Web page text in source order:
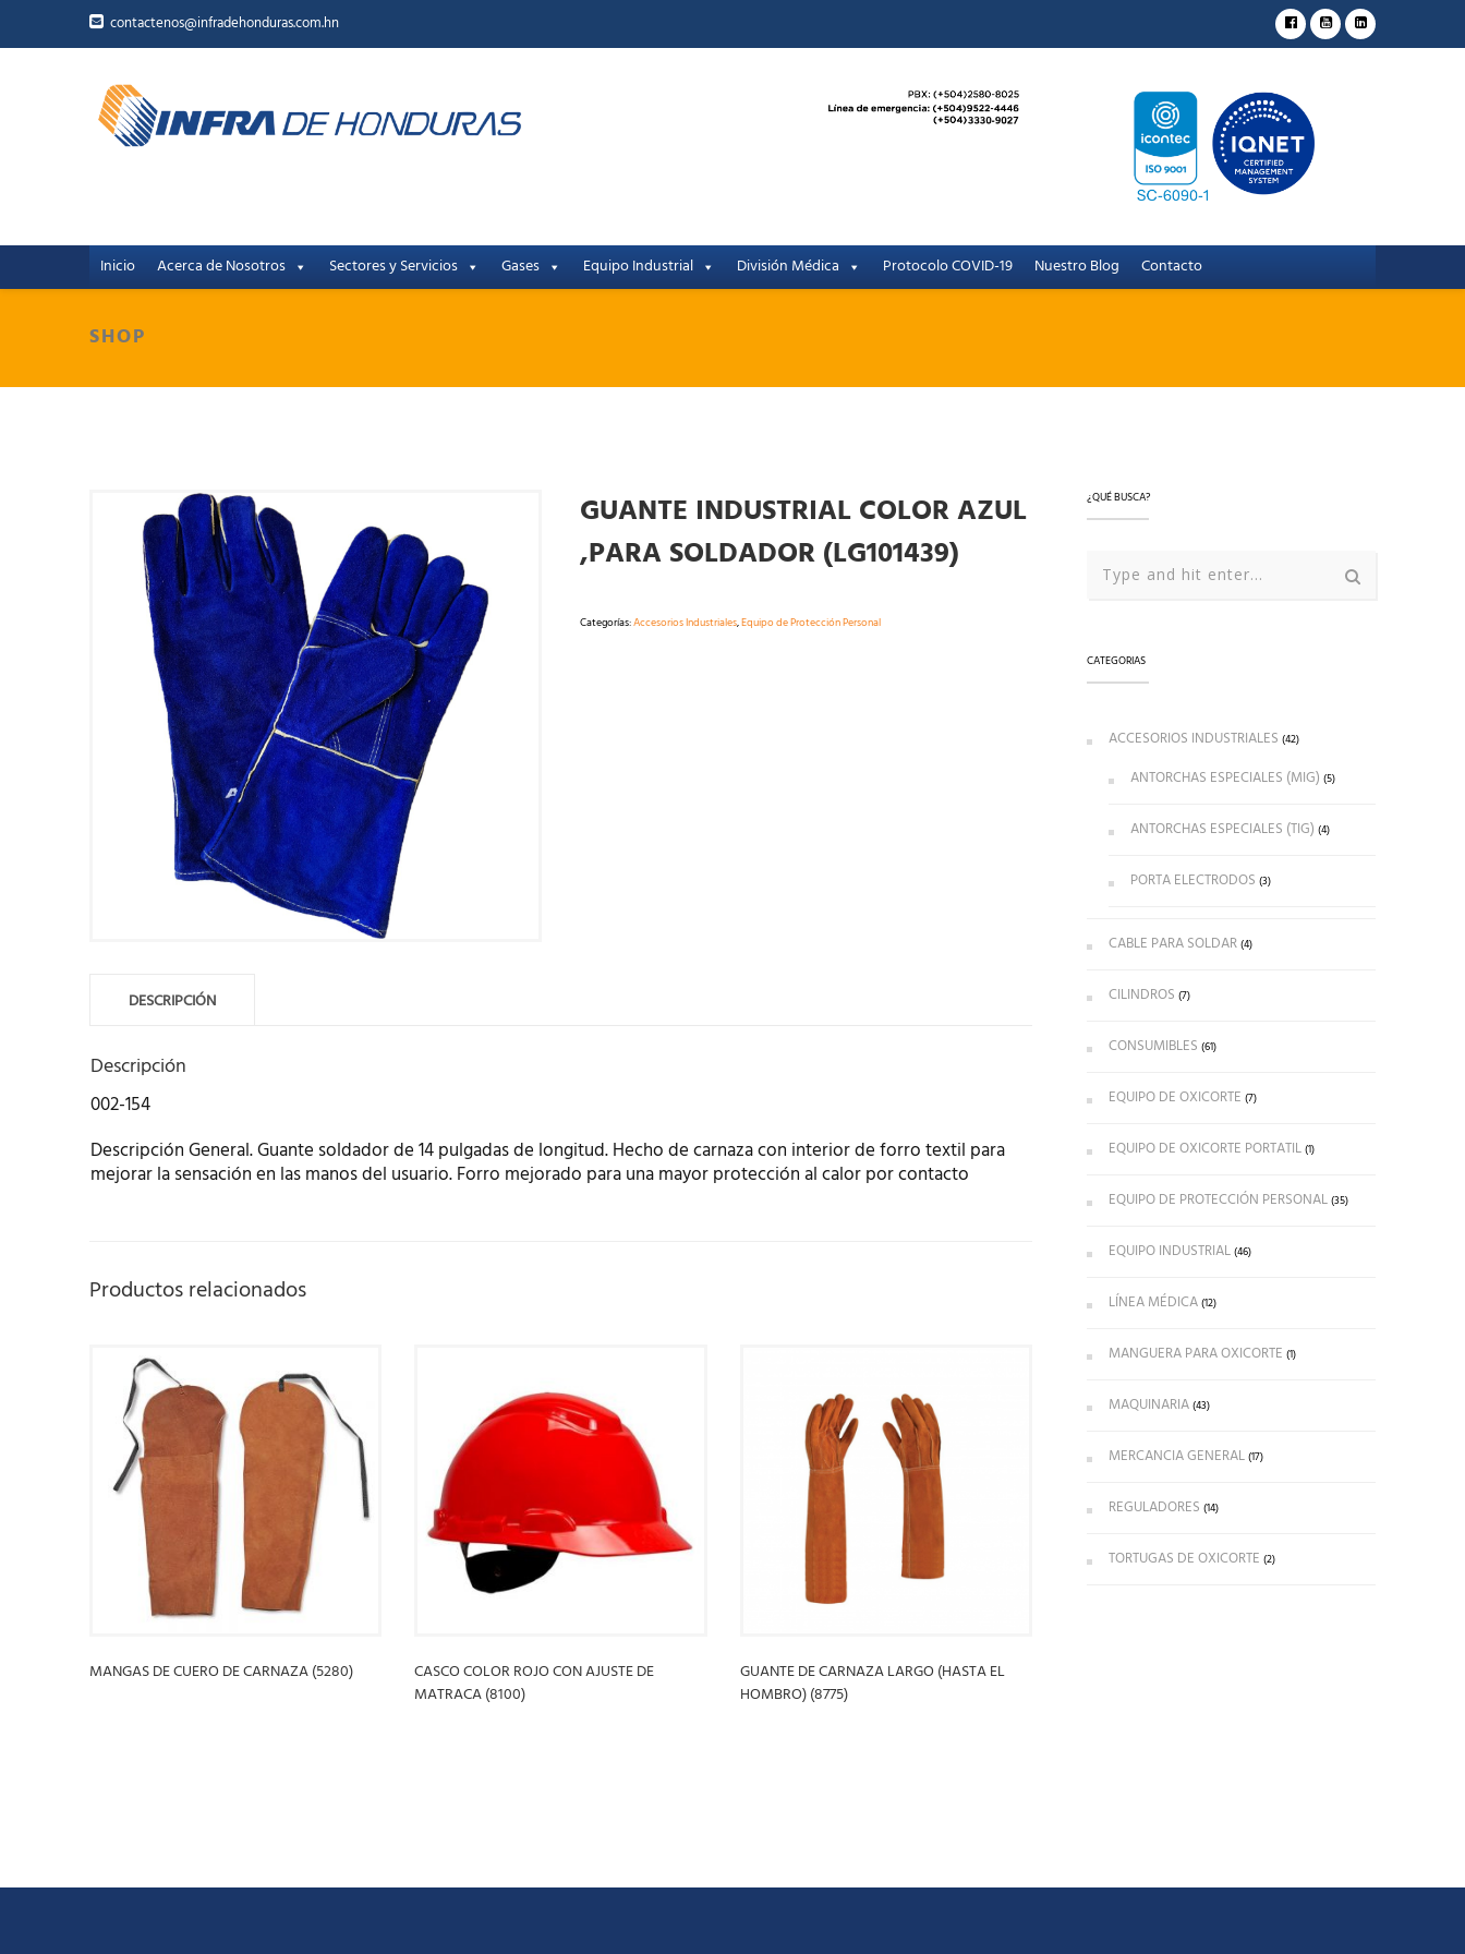
contactenos@infradehonduras.com.hn
Inicio Acerca de Nosotros Sectores y Servicios Gases Equipo Industrial División Médica Protocolo COVID-19 Nuestro Blog Contacto
SHOP
GUANTE INDUSTRIAL COLOR AZUL
,PARA SOLDADOR (LG101439)
Categorías:Accesorios Industriales,Equipo de Protección Personal
DESCRIPCIÓN
Descripción
002-154
Descripción General. Guante soldador de 14 pulgadas de longitud. Hecho de carnaza con interior de forro textil para
mejorar la sensación en las manos del usuario. Forro mejorado para una mayor protección al calor por contacto
Productos relacionados
MANGAS DE CUERO DE CARNAZA (5280)
CASCO COLOR ROJO CON AJUSTE DE
MATRACA (8100)
GUANTE DE CARNAZA LARGO (HASTA EL
HOMBRO) (8775)
¿QUÉ BUSCA?
CATEGORIAS
ACCESORIOS INDUSTRIALES (42)
ANTORCHAS ESPECIALES (MIG) (5)
ANTORCHAS ESPECIALES (TIG) (4)
PORTA ELECTRODOS (3)
CABLE PARA SOLDAR(4)
CILINDROS (7)
CONSUMIBLES (61)
EQUIPO DE OXICORTE (7)
EQUIPO DE OXICORTE PORTATIL(1)
EQUIPO DE PROTECCIÓN PERSONAL(35)
EQUIPO INDUSTRIAL(46)
LÍNEA MÉDICA(12)
MANGUERA PARA OXICORTE (1)
MAQUINARIA(43)
MERCANCIA GENERAL(17)
REGULADORES (14)
TORTUGAS DE OXICORTE (2)